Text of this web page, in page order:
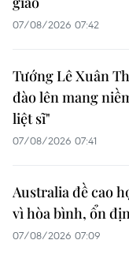
07/08/2026 07:42
Tướng Lê Xuân
đào lên mang
liệt sĩ"
07/08/2026 07:41
Australia đề cao
vì hòa bình, ổn
07/08/2026 07:09